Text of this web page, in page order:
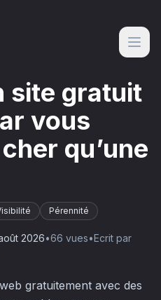
site gratuit
vous
qu’une
Pérennité
2026•66 vues•Ecrit par
gratuitement avec des